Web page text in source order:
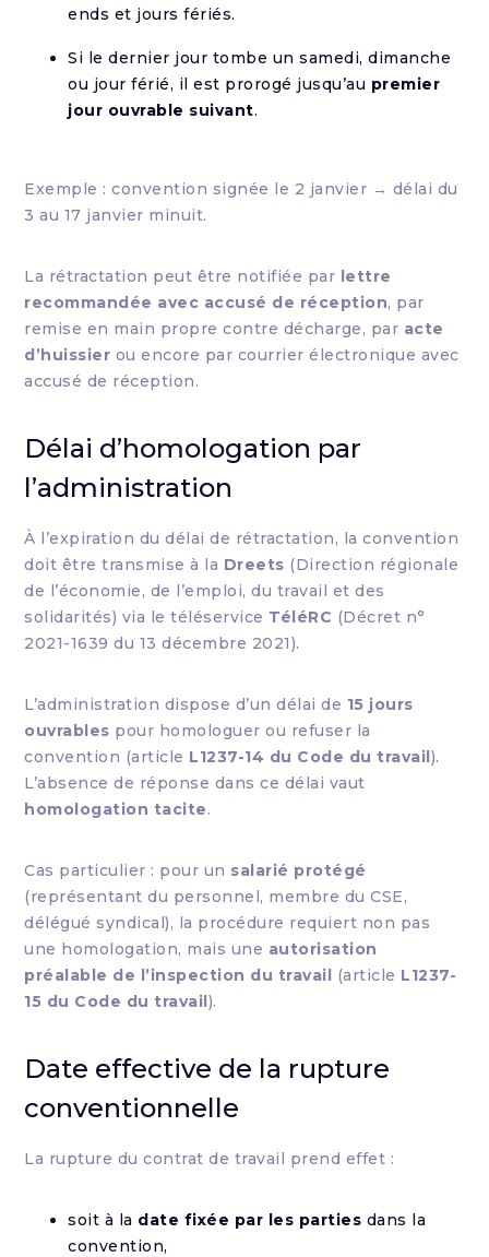
ends et jours fériés.
Si le dernier jour tombe un samedi, dimanche
ou jour férié, il est prorogé jusqu’au premier
jour ouvrable suivant.
Exemple : convention signée le 2 janvier → délai du
3 au 17 janvier minuit.
La rétractation peut être notifiée par lettre
recommandée avec accusé de réception, par
remise en main propre contre décharge, par acte
d’huissier ou encore par courrier électronique avec
accusé de réception.
Délai d’homologation par
l’administration
À l’expiration du délai de rétractation, la convention
doit être transmise à la Dreets (Direction régionale
de l’économie, de l’emploi, du travail et des
solidarités) via le téléservice TéléRC (Décret n°
2021-1639 du 13 décembre 2021).
L’administration dispose d’un délai de 15 jours
ouvrables pour homologuer ou refuser la
convention (article L1237-14 du Code du travail).
L’absence de réponse dans ce délai vaut
homologation tacite.
Cas particulier : pour un salarié protégé
(représentant du personnel, membre du CSE,
délégué syndical), la procédure requiert non pas
une homologation, mais une autorisation
préalable de l’inspection du travail (article L1237-
15 du Code du travail).
Date effective de la rupture
conventionnelle
La rupture du contrat de travail prend effet :
soit à la date fixée par les parties dans la
convention,